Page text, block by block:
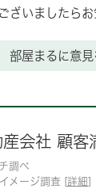
ざいましたらお
部屋まるに意見
会社 顧客
調べ
メージ調査 [ 詳細